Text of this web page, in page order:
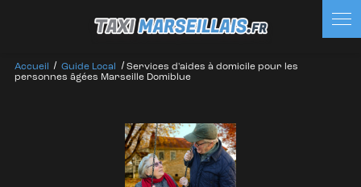
Accueil Guide Local
Services d'aides à domicile pour les
personnes âgées Marseille Domiblue